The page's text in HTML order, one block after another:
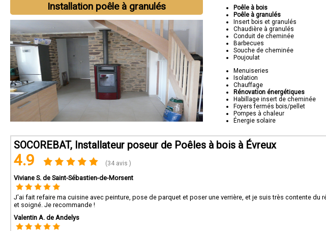
Installation poêle à granulés
Poêle à bois
Poêle à granulés
Insert bois et granulés
Chaudière à granulés
Conduit de cheminée
Barbecues
Souche de cheminée
Poujoulat
Menuiseries
Isolation
Chauffage
Rénovation énergétiques
Habillage insert de cheminée
Foyers fermés bois/pellet
Pompes à chaleur
Énergie solaire
SOCOREBAT, Installateur poseur de Poêles à bois à Évreux
4.9 (34 avis )
Viviane S. de Saint-Sébastien-de-Morsent
J'ai fait refaire ma cuisine avec peinture, pose de parquet et poser une verrière, et je suis très contente du
et soigné. Je recommande !
Valentin A. de Andelys